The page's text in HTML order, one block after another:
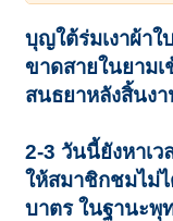
บุญใต้ร่มเงาผ้าใ
ขาดสายในยามเ
สนธยาหลังสิ้นง
2-3 วันนี้ยังหาเว
ให้สมาชิกชมไม่
บาตร ในฐานะพุ